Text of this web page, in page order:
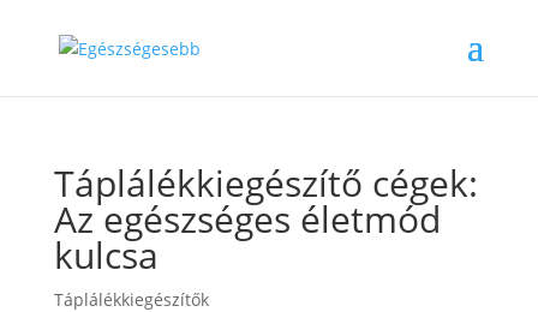
Táplálékkiegészítő cégek:
Az egészséges életmód
kulcsa
Táplálékkiegészítők